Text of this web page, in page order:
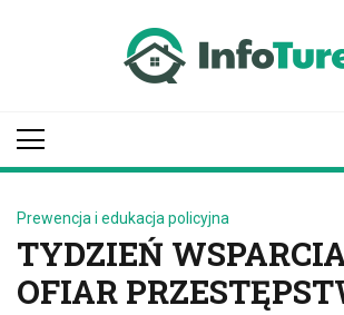
Prewencja i edukacja policyjna
TYDZIEŃ
OFIAR